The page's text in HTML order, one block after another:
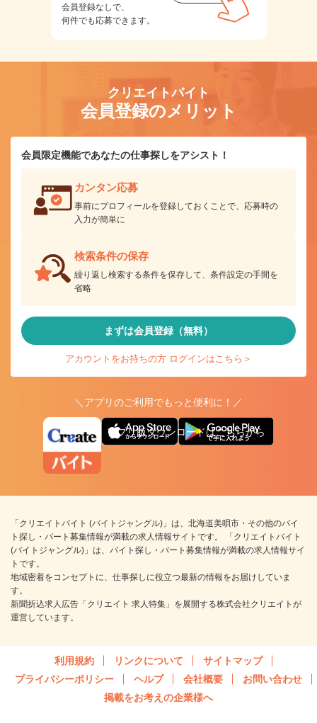
会員登録なしで、
何件でも応募できます。
クリエイトバイト
会員登録のメリット
会員限定機能であなたの仕事探しをアシスト！
カンタン応募
事前にプロフィールを登録しておくことで、応募時の
入力が簡単に
検索条件の保存
繰り返し検索する条件を保存して、条件設定の手間を
省略
まずは会員登録（無料）
アカウントをお持ちの方 ログインはこちら＞
＼アプリのご利用でもっと便利に！／
アプリ版ダウンロードはこちらから
「クリエイトバイト (バイトジャングル)」は、北海道美唄市・その他のバイ
ト探し・パート募集情報が満載の求人情報サイトです。 「クリエイトバイト
(バイトジャングル)」は、バイト探し・パート募集情報が満載の求人情報サイ
トです。
地域密着をコンセプトに、仕事探しに役立つ最新の情報をお届けしていま
す。
新聞折込求人広告「クリエイト 求人特集」を展開する株式会社クリエイトが
運営しています。
利用規約 リンクについて
サイトマップ
プライバシーポリシー
ヘルプ 会社概要
お問い合わせ
掲載をお考えの企業様へ